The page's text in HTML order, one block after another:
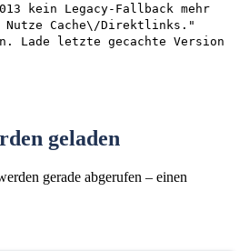
kein Legacy-Fallback mehr
Nutze Cache\/Direktlinks."
Lade letzte gecachte Version
geladen
gerade abgerufen – einen